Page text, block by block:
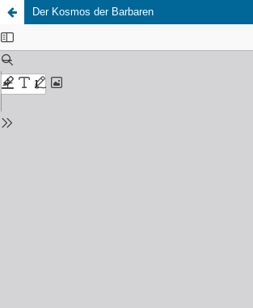
Der Kosmos der Barbaren